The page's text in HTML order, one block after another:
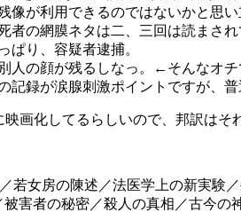
が利用できるのではないかと思
の網膜ネタは二、三回は読まさ
り、容疑者逮捕。
の顔が残るしなっ。←そんなオチ
録が涙腺刺激ポイントですが、普
画化してるらしいので、邦訳はそ
女房の陳述／法医学上の新実験
害者の秘密／殺人の真相／古今の